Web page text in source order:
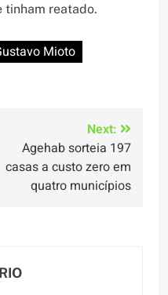
tinham reatado.
Mioto
Next:
Agehab sorteia 197
casas a custo zero em
quatro municípios